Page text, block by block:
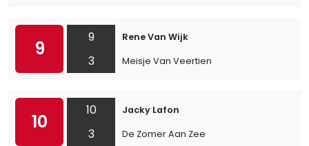
9
9
3
Rene Van Wijk
Meisje Van Veertien
10
10
3
Jacky Lafon
De Zomer Aan Zee